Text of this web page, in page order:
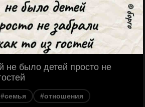
не было детей просто не
#семья #отношения